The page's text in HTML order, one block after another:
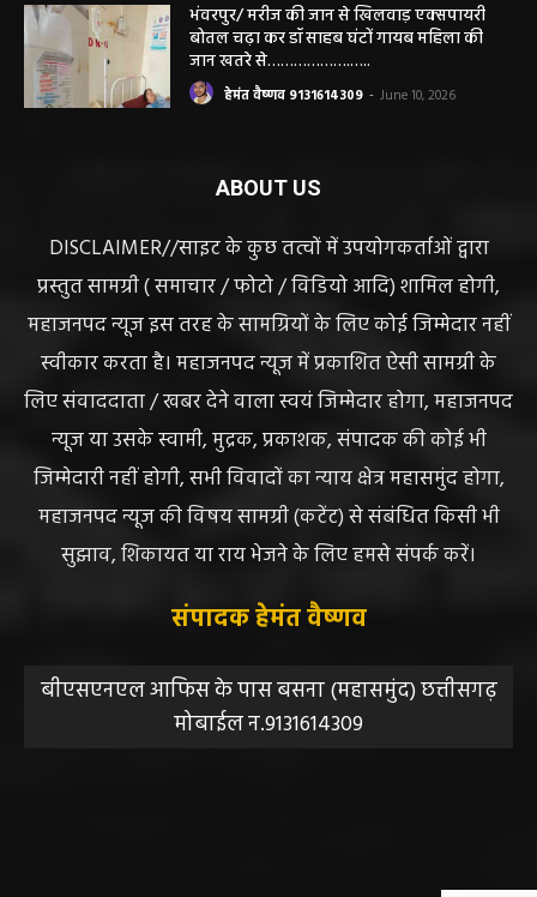
भंवरपुर/ मरीज की जान से खिलवाड़ एक्सपायरी
बोतल चढ़ा कर डॉ साहब घंटों गायब महिला की
जान खतरे से……………….…..
हेमंत वैष्णव 9131614309 - June 10, 2026
ABOUT US
DISCLAIMER//साइट के कुछ तत्वों में उपयोगकर्ताओं द्वारा
प्रस्तुत सामग्री ( समाचार / फोटो / विडियो आदि) शामिल होगी,
महाजनपद न्यूज इस तरह के सामग्रियों के लिए कोई जिम्मेदार नहीं
स्वीकार करता है। महाजनपद न्यूज में प्रकाशित ऐसी सामग्री के
लिए संवाददाता / खबर देने वाला स्वयं जिम्मेदार होगा, महाजनपद
न्यूज या उसके स्वामी, मुद्रक, प्रकाशक, संपादक की कोई भी
जिम्मेदारी नहीं होगी, सभी विवादों का न्याय क्षेत्र महासमुंद होगा,
महाजनपद न्यूज की विषय सामग्री (कटेंट) से संबंधित किसी भी
सुझाव, शिकायत या राय भेजने के लिए हमसे संपर्क करें।
संपादक हेमंत वैष्णव
बीएसएनएल आफिस के पास बसना (महासमुंद) छत्तीसगढ़
मोबाईल न.9131614309